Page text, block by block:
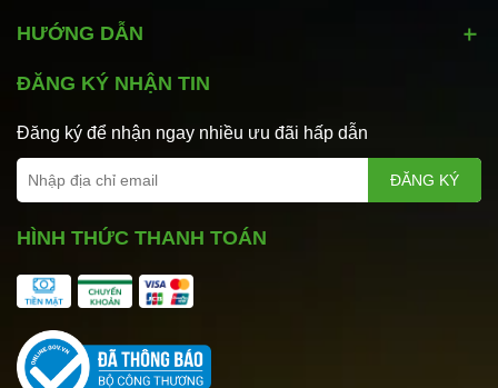
HƯỚNG DẪN
ĐĂNG KÝ NHẬN TIN
Đăng ký để nhận ngay nhiều ưu đãi hấp dẫn
ĐĂNG KÝ
HÌNH THỨC THANH TOÁN